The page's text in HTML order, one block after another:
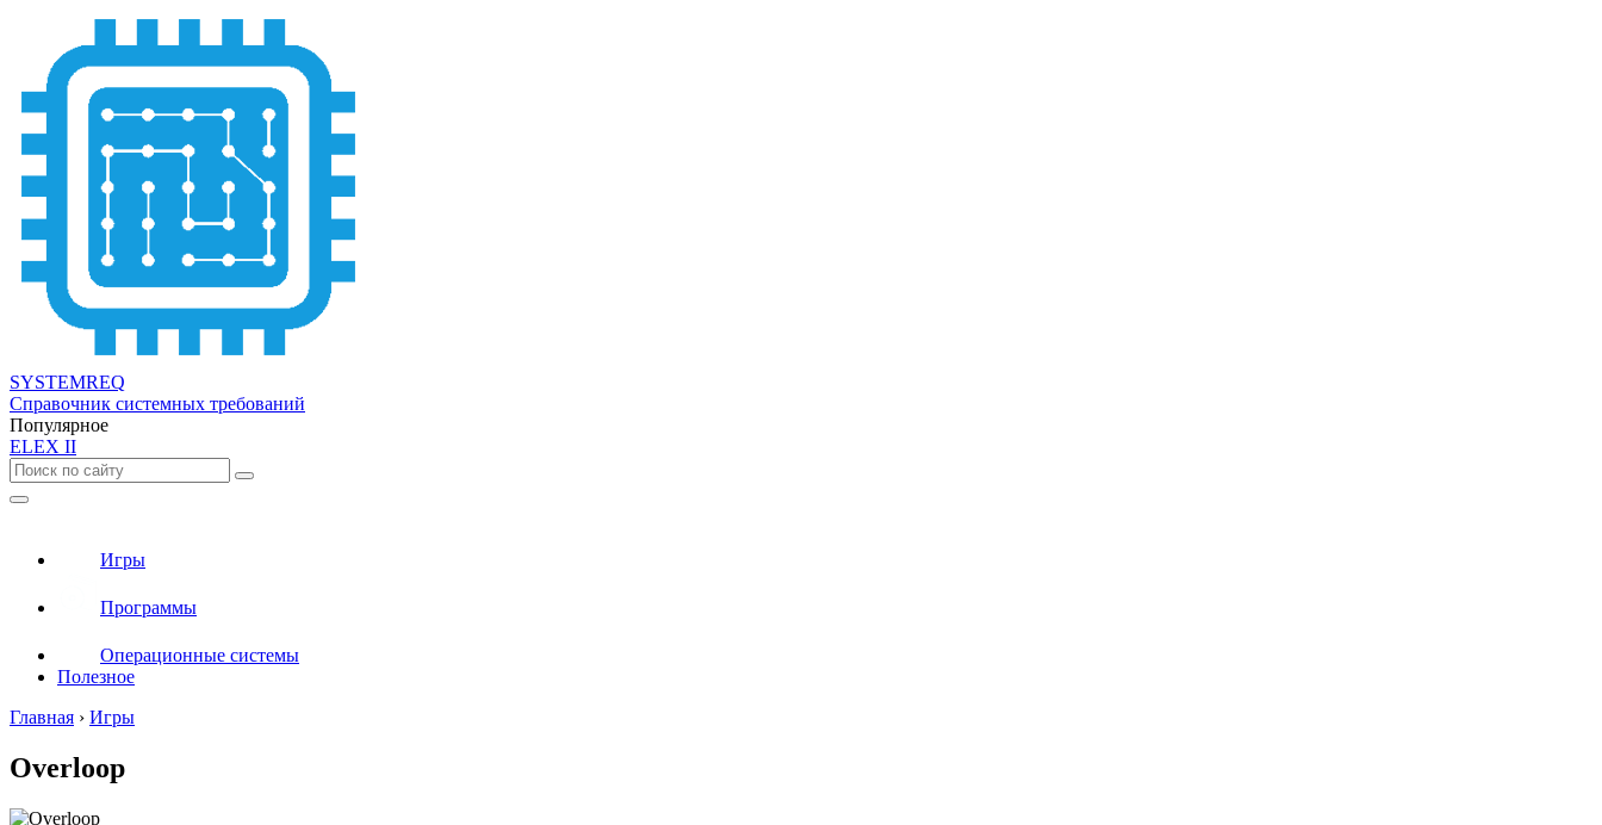
SYSTEMREQ
Справочник системных требований
Популярное
ELEX II
Игры
Программы
Операционные системы
Полезное
Главная › Игры
Overloop